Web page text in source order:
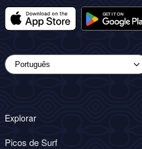
Explorar
Picos de Surf